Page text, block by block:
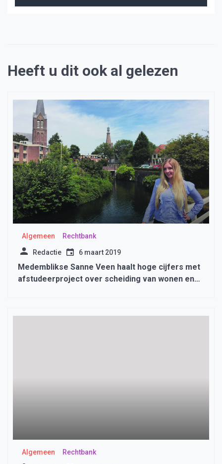
Heeft u dit ook al gelezen
Algemeen Rechtbank
Redactie 6 maart 2019
Medemblikse Sanne Veen haalt hoge cijfers met
afstudeerproject over scheiding van wonen en
Algemeen Rechtbank